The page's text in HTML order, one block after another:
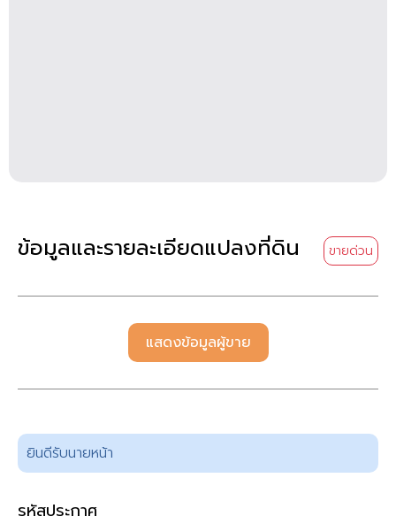
ข้อมูลและรายละเอียดแปลงที่ดิน ขายด่วน
แสดงข้อมูลผู้ขาย
ยินดีรับนายหน้า
รหัสประกาศ